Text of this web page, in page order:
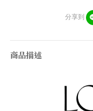
分享到
商品描述